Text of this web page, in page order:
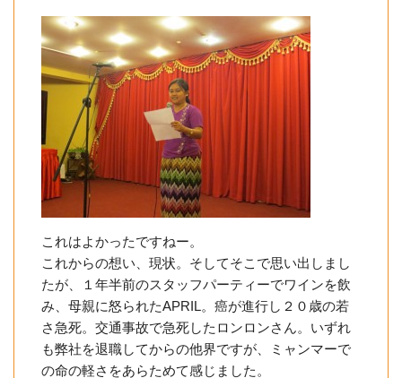
これはよかったですねー。
これからの想い、現状。そしてそこで思い出しまし
たが、１年半前のスタッフパーティーでワインを飲
み、母親に怒られたAPRIL。癌が進行し２０歳の若
さ急死。交通事故で急死したロンロンさん。いずれ
も弊社を退職してからの他界ですが、ミャンマーで
の命の軽さをあらためて感じました。